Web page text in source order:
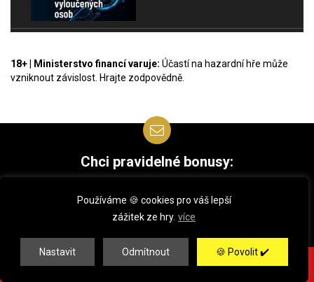
Používáme 🍪 cookies pro váš lepší
zážitek ze hry. více
Nastavit Odmítnout 🍪 Povolit ✔️
18+ | Ministerstvo financí varuje: Účastí na hazardní hře může
vzniknout závislost. Hrajte zodpovědně.
Chci pravidelné bonusy:
AKCE! 🔥 50 spinů BEZ VKLADU ✅ ➤➤